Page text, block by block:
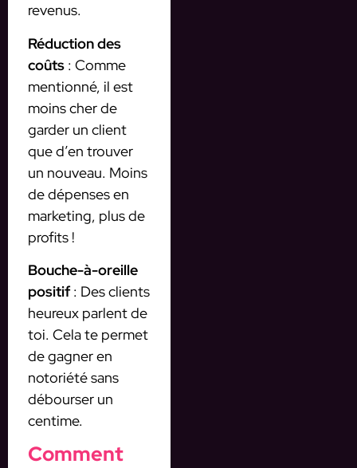
revenus.
Réduction des
coûts : Comme
mentionné, il est
moins cher de
garder un client
que d’en trouver
un nouveau. Moins
de dépenses en
marketing, plus de
profits !
Bouche-à-oreille
positif: Des clients
heureux parlent de
toi. Cela te permet
de gagner en
notoriété sans
débourser un
centime.
Comment